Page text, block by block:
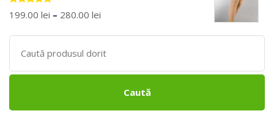
Evaluat la
5.00stele
199.00 lei – 280.00 lei
Search
for:
Caută